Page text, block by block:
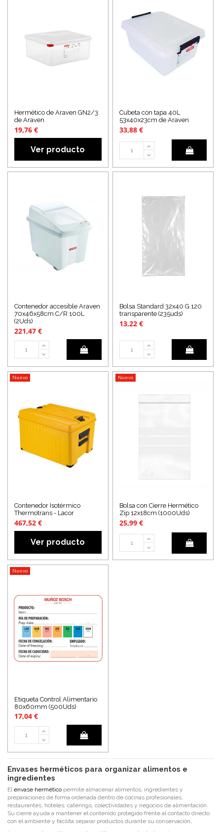
Hermético de Araven GN2/3
de Araven
19,76 €
Ver producto
Cubeta con tapa 40L
53x40x23cm de Araven
33,88 €
Contenedor accesible Araven
70x46x58cm C/R 100L
(2Uds)
221,47 €
Bolsa Standard 32x40 G.120
transparente (235uds)
13,22 €
Nuevo
Contenedor Isotérmico
Thermotrans - Lacor
467,52 €
Ver producto
Nuevo
Bolsa con Cierre Hermético
Zip 12x18cm (1000Uds)
25,99 €
Nuevo
Etiqueta Control Alimentario
80x60mm (500Uds)
17,04 €
Envases herméticos para organizar alimentos e
ingredientes
El envase hermético permite almacenar alimentos, ingredientes y
preparaciones de forma ordenada dentro de cocinas profesionales,
restaurantes, hoteles, caterings, colectividades y negocios de alimentación.
Su cierre ayuda a mantener el contenido protegido frente al contacto directo
con el ambiente y facilita separar productos durante su conservación.